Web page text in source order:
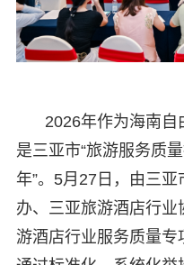
2026年作为海南自
是三亚市“旅游服务质
年”。5月27日，由三
办、三亚旅游酒店行
游酒店行业服务质量专